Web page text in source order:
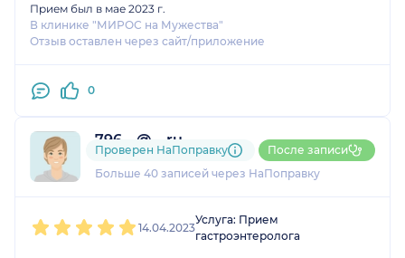
Прием был в мае 2023 г.
В клинике "МИРОС на Мужества"
Отзыв оставлен через сайт/приложение
0
796....@....ru
13 отзывов
Больше 40 записей через НаПоправку
Проверен НаПоправку После записи
14.04.2023
Услуга: Прием
гастроэнтеролога